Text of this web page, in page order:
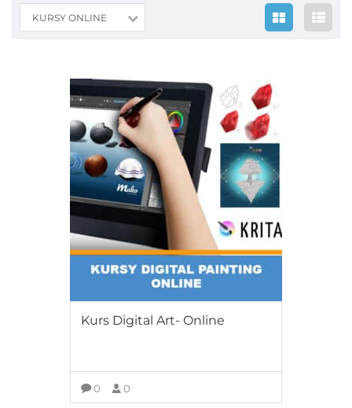
KURSY ONLINE
Free
Kurs Digital Art- Online
0 0